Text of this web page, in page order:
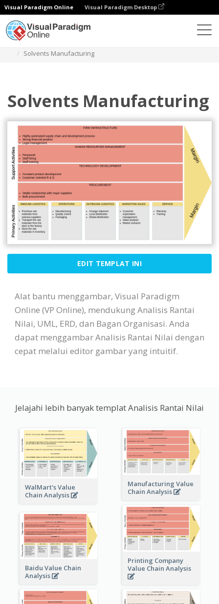
Visual Paradigm Online Visual Paradigm Desktop
Solvents Manufacturing
Solvents Manufacturing
EDIT TEMPLAT INI
Alat bantu menggambar, Visual Paradigm
Online (VP Online), mendukung Analisis Rantai
Nilai, UML, ERD, dan Bagan Organisasi. Anda
dapat menggambar Analisis Rantai Nilai dengan
cepat melalui editor gambar yang intuitif.
Jelajahi lebih banyak templat Analisis Rantai Nilai
WalMart's Value
Chain Analysis
Manufacturing Value
Chain Analysis
Printing Company
Value Chain Analysis
Baidu Value Chain
Analysis